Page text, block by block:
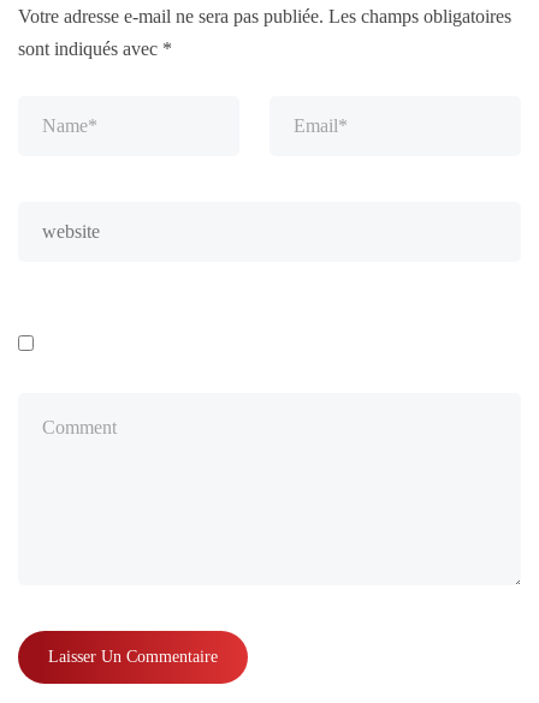
Votre adresse e-mail ne sera pas publiée. Les champs obligatoires
sont indiqués avec *